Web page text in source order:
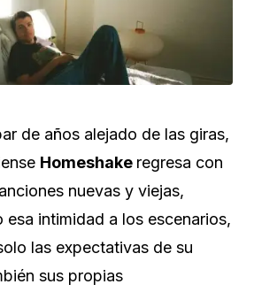
de años alejado de las giras,
Homeshake regresa con
nuevas y viejas,
esa intimidad a los escenarios,
las expectativas de su
sus propias